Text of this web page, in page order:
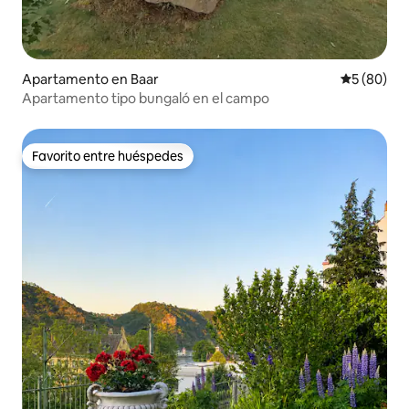
Apartamento en Baar
5 (80)
Apartamento tipo bungaló en el campo
Favorito entre huéspedes
Favorito entre huéspedes